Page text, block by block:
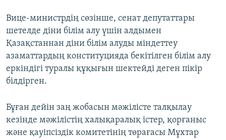
Вице-министрдің сөзінше, сенат депутаттары
шетелде діни білім алу үшін алдымен
Қазақстаннан діни білім алуды міндеттеу
азаматтардың конституцияда бекітілген білім алу
еркіндігі туралы құқығын шектейді деген пікір
білдірген.
Бұған дейін заң жобасын мәжілісте талқылау
кезінде мәжілістің халықаралық істер, қорғаныс
және қауіпсіздік комитетінің төрағасы Мұхтар